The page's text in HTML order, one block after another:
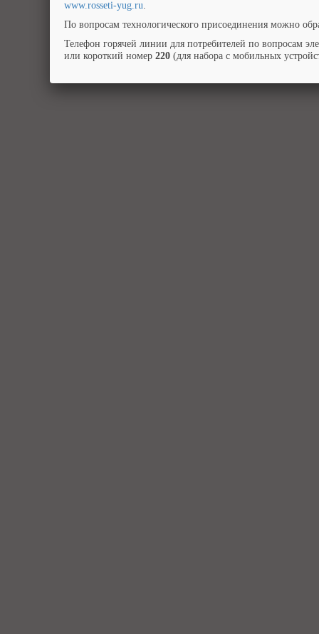
www.rosseti-yug.ru.
По вопросам технологического присоединения можно
Телефон горячей линии для потребителей по вопросам
или короткий номер 220 (для набора с мобильных